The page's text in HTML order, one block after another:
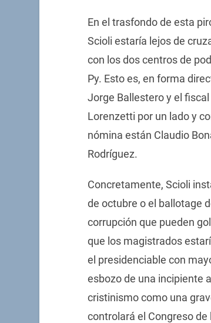
En el trasfondo de esta
Scioli estaría lejos de
con los dos centros de
Py. Esto es, en forma
Jorge Ballestero y el
Lorenzetti por un lado y
nómina están Claudio
Rodríguez.
Concretamente, Scioli
de octubre o el ballotage
corrupción que pueden
que los magistrados
el presidenciable con
esbozo de una incipiente
cristinismo como una
controlará el Congreso de